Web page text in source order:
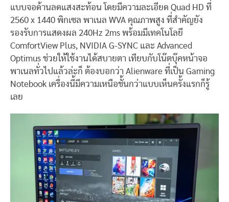
แบบจอด้านลดแสงสะท้อน โดยมีความละเอียด Quad HD ที่
2560 x 1440 พิกเซล พาเนล WVA คุณภาพสูง ที่สำคัญยัง
รองรับการแสดงผล 240Hz 2ms พร้อมมีเทคโนโลยี
ComfortView Plus, NVIDIA G-SYNC และ Advanced
Optimus ช่วยให้ใช้งานได้สบายตา เทียบกับโน๊ตบุ๊คหน้าจอ
พาเนลทั่วไปแล้วล่ะก็ ต้องบอกว่า Alienware ที่เป็น Gaming
Notebook เครื่องนี้มีความเหนือชั้นกว่าแบบเห็นครั้งแรกก็รู้
เลย